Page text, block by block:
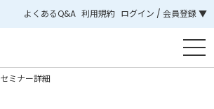
よくあるQ&A 利用規約 ログイン / 会員登録 ▼
セミナー詳細